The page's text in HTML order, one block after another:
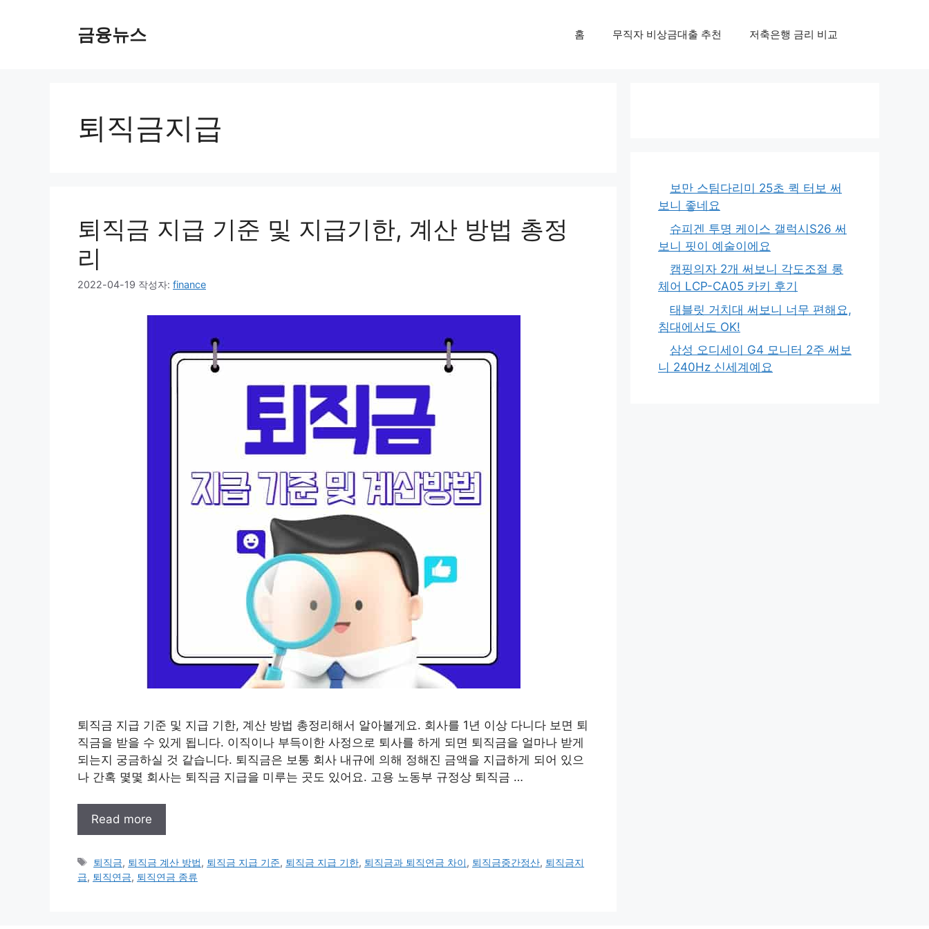
금융뉴스 홈 무직자 비상금대출 추천 저축은행 금리 비교
퇴직금지급
퇴직금 지급 기준 및 지급기한, 계산 방법 총정
리
2022-04-19 작성자: finance
퇴직금 지급 기준 및 지급 기한, 계산 방법 총정리해서 알아볼게요. 회사를 1년 이상 다니다 보면 퇴
직금을 받을 수 있게 됩니다. 이직이나 부득이한 사정으로 퇴사를 하게 되면 퇴직금을 얼마나 받게
되는지 궁금하실 것 같습니다. 퇴직금은 보통 회사 내규에 의해 정해진 금액을 지급하게 되어 있으
나 간혹 몇몇 회사는 퇴직금 지급을 미루는 곳도 있어요. 고용 노동부 규정상 퇴직금 …
Read more
태
그
퇴직금, 퇴직금 계산 방법, 퇴직금 지급 기준, 퇴직금 지급 기한, 퇴직금과 퇴직연금 차이, 퇴직금중간정산, 퇴직금지
급, 퇴직연금, 퇴직연금 종류
보만 스팀다리미 25초 퀵 터보 써
보니 좋네요
슈피겐 투명 케이스 갤럭시S26 써
보니 핏이 예술이에요
캠핑의자 2개 써보니 각도조절 롱
체어 LCP-CA05 카키 후기
태블릿 거치대 써보니 너무 편해요,
침대에서도 OK!
삼성 오디세이 G4 모니터 2주 써보
니 240Hz 신세계예요